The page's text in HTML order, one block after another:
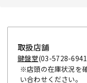
取扱店舗
鍵盤堂(03-5728-
※店頭の在庫状況を
い合わせください。